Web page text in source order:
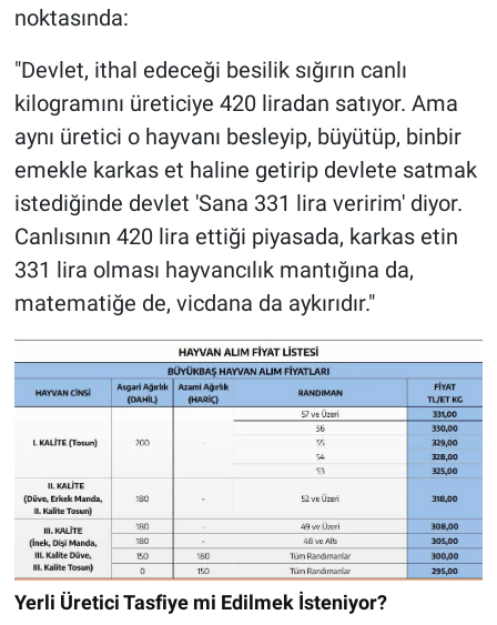
noktasında:
"Devlet, ithal edeceği besilik sığırın canlı
kilogramını üreticiye 420 liradan satıyor. Ama
aynı üretici o hayvanı besleyip, büyütüp, binbir
emekle karkas et haline getirip devlete satmak
istediğinde devlet 'Sana 331 lira veririm' diyor.
Canlısının 420 lira ettiği piyasada, karkas etin
331 lira olması hayvancılık mantığına da,
matematiğe de, vicdana da aykırıdır."
Yerli Üretici Tasfiye mi Edilmek İsteniyor?